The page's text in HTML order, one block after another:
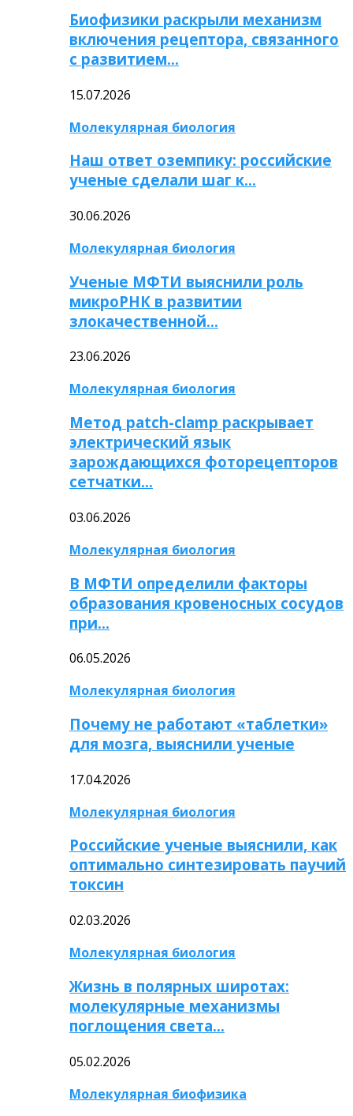
Биофизики раскрыли механизм
включения рецептора, связанного
с развитием…
15.07.2026
Молекулярная биология
Наш ответ оземпику: российские
ученые сделали шаг к…
30.06.2026
Молекулярная биология
Ученые МФТИ выяснили роль
микроРНК в развитии
злокачественной…
23.06.2026
Молекулярная биология
Метод patch-clamp раскрывает
электрический язык
зарождающихся фоторецепторов
сетчатки…
03.06.2026
Молекулярная биология
В МФТИ определили факторы
образования кровеносных сосудов
при…
06.05.2026
Молекулярная биология
Почему не работают «таблетки»
для мозга, выяснили ученые
17.04.2026
Молекулярная биология
Российские ученые выяснили, как
оптимально синтезировать паучий
токсин
02.03.2026
Молекулярная биология
Жизнь в полярных широтах:
молекулярные механизмы
поглощения света…
05.02.2026
Молекулярная биофизика